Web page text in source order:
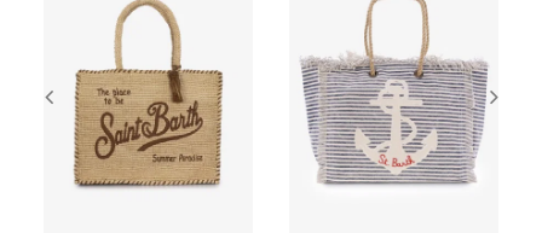
las páginas web. La intención es mostrar anuncios
relevantes y atractivos para el usuario individual.
GUARDAR CONFIGURACIÓN